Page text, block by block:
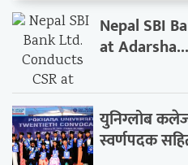
Nepal SBI
at Adarsha...
युनिग्लोब
स्वर्णपदक